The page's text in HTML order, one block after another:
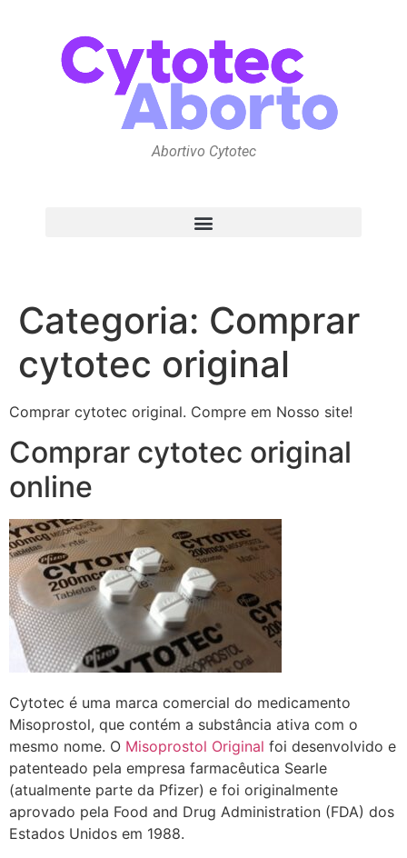
Abortivo Cytotec
Categoria: Comprar
cytotec original
Comprar cytotec original. Compre em Nosso site!
Comprar cytotec original
online
Cytotec é uma marca comercial do medicamento
Misoprostol, que contém a substância ativa com o
mesmo nome. O Misoprostol Original foi desenvolvido e
patenteado pela empresa farmacêutica Searle
(atualmente parte da Pfizer) e foi originalmente
aprovado pela Food and Drug Administration (FDA) dos
Estados Unidos em 1988.